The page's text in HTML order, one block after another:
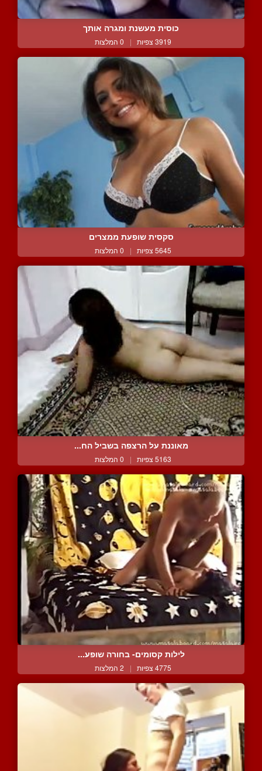
כוסית מעשנת ומגרה אותך
3919 צפיות | 0 המלצות
סקסית שופעת ממצרים
5645 צפיות | 0 המלצות
מאוננת על הרצפה בשביל הח...
5163 צפיות | 0 המלצות
לילות קסומים- בחורה שופע...
4775 צפיות | 2 המלצות